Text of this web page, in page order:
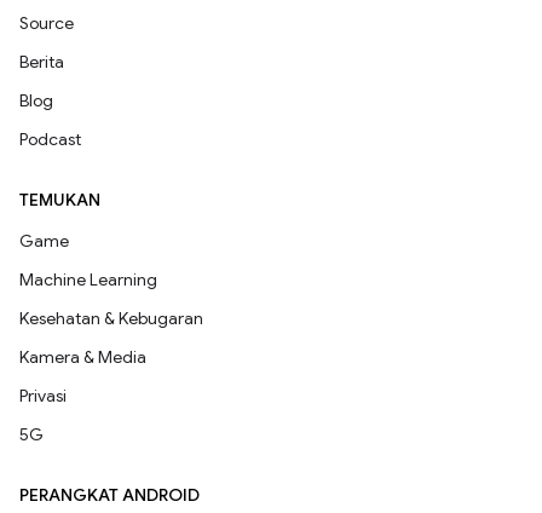
Source
Berita
Blog
Podcast
TEMUKAN
Game
Machine Learning
Kesehatan & Kebugaran
Kamera & Media
Privasi
5G
PERANGKAT ANDROID